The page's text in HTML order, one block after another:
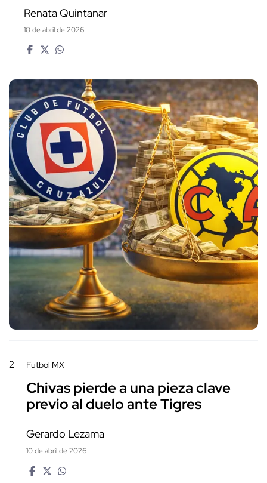
Renata Quintanar
10 de abril de 2026
2 Futbol MX
Chivas pierde a una pieza clave
previo al duelo ante Tigres
Gerardo Lezama
10 de abril de 2026